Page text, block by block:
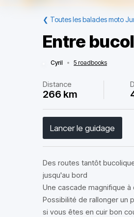
❮ Toutes les balades moto
Entre
Cyril • 5 roadbooks
Distance
266 km
Lancer le guidage
Des routes tantôt
jusqu'au bord
Une cascade magnifique à
Possibilité de rallonger un
si vous êtes en cuir bon